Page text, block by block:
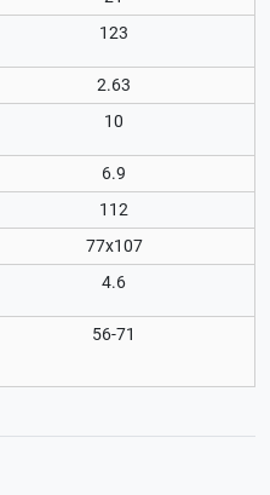
123
2.63
10
6.9
112
77x107
4.6
56-71